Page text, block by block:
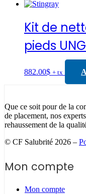
Kit de
pieds
882.00$ + tx
Que ce soit pour de la
de placement, nos
rehaussement de la
© CF Salubrité 2026 –
Mon compte
Mon compte